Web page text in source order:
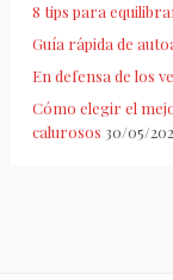
8 tips para
Guía rápida de
En defensa de los
Cómo elegir el
calurosos 30/05/